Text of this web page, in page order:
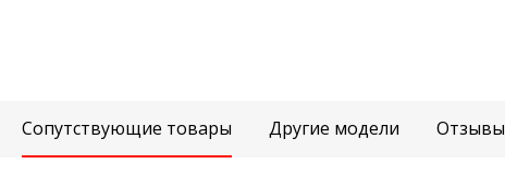
Сопутствующие товары Другие модели Отзывы